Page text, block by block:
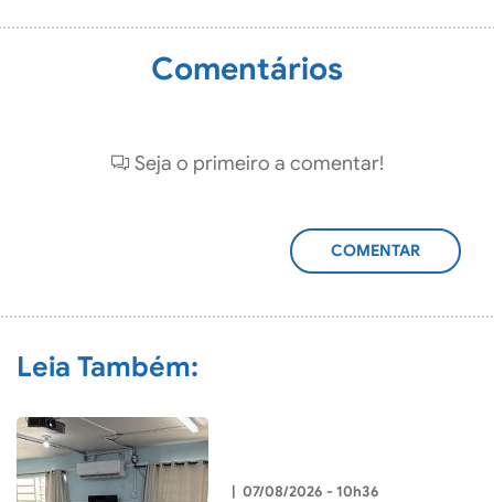
Comentários
Seja o primeiro a comentar!
ADICIONAR
Leia Também:
| 07/08/2026 - 10h36